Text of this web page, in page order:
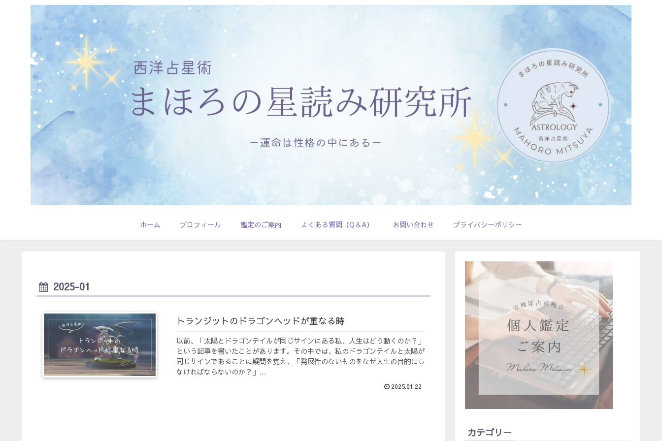
ホーム プロフィール 鑑定のご案内 よくある質問（Q＆A） お問い合わせ プライバシーポリシー
2025-01
トランジットのドラゴンヘッドが重なる時
以前、「太陽とドラゴンテイルが同じサインにある私、人生はどう動くのか？」
という記事を書いたことがあります。その中では、私のドラゴンテイルと太陽が
同じサインであることに疑問を覚え、「発展性のないものをなぜ人生の目的にし
なければならないのか？」...
2025.01.22
カテゴリー